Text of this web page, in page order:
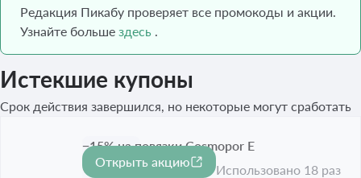
Редакция Пикабу проверяет все промокоды и акции.
Узнайте больше здесь .
Истекшие купоны
Срок действия завершился, но некоторые могут сработать
-15%
−15% на повязки Cosmopor E
Срок акции истёк
Открыть акцию
Использовано 18 раз